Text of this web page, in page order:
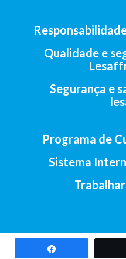
Qualidade e
Segurança e
Programa de
Sistema